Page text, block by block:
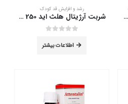
سوسپانسیون استامینوفن کودکان پاراکید الحاوی 120 میلی لیتر
رشد و افزایش قد کودک
شربت آرژیتال هلث اید 250 میلی لیتر
اطلاعات بیشتر